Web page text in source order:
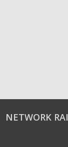
NETWORK RAI